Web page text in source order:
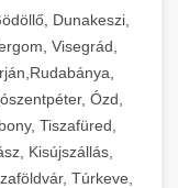
reszelési
+
és
kellékek.
és catering
Dunakeszi,
Visegrád,
Ózd,
Tiszafüred,
Kisújszállás,
Túrkeve,